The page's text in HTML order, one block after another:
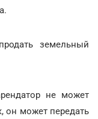
земельный
не может
он может передать